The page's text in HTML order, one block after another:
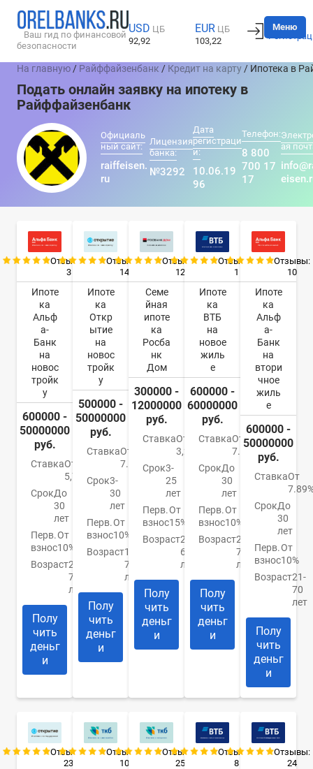
Ваш гид по финансовой
безопасности
USD ЦБ
92,92
EUR ЦБ
103,22
Вход
Меню
На главную / Райффайзенбанк / Кредит на карту / Ипотека в
Подать онлайн заявку на ипотеку в
Райффайзенбанк
Официаль
ный сайт:
raiffeisen.
ru
Лицензия
банка:
№3292
Дата
регистраци
и:
10.06.19
96
Телефон:
8 800
700 17
17
ая
Отзывы:
3
Ипоте
ка
Альф
а-
Банк
на
новос
тройк
у
600000 -
50000000
руб.
СтавкаОт
5,79%
СрокДо
30
лет
Перв.
взнос
От
10%
Возраст21-
70
лет
Полу
чить
деньг
и
Отзывы:
14
Ипоте
ка
Откр
ытие
на
новос
тройк
у
500000 -
50000000
руб.
СтавкаОт
7.5%
Срок3-
30
лет
Перв.
взнос
От
10%
Возраст18-
70
лет
Полу
чить
деньг
и
Отзывы:
12
Семе
йная
ипоте
ка
Росба
нк
Дом
300000 -
12000000
руб.
СтавкаОт
3,2%
Срок3-
25
лет
Перв.
взнос
От
15%
Возраст21-
65
лет
Полу
чить
деньг
и
Отзывы:
1
Ипоте
ка
ВТБ
на
новое
жиль
е
600000 -
60000000
руб.
СтавкаОт
7.4%
СрокДо
30
лет
Перв.
взнос
От
10%
Возраст21-
75
лет
Полу
чить
деньг
и
Отзывы:
10
Ипоте
ка
Альф
а-
Банк
на
втори
чное
жиль
е
600000 -
50000000
руб.
СтавкаОт
СрокДо
30
лет
Перв.
взнос
От
10%
Возраст21-
70
лет
Полу
чить
деньг
и
Отзывы:
23
Отзывы:
10
Отзывы:
25
Отзывы:
8
Отзывы:
24